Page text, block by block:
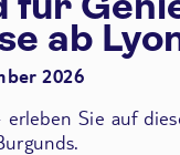
ab
2026
erleben Sie auf